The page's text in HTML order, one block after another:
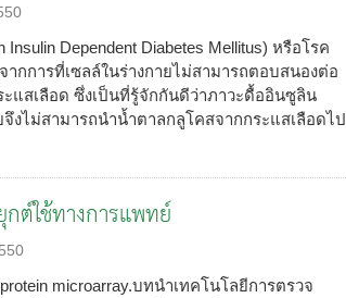
Dependent Diabetes Mellitus) หรือโรค
กการที่เซลล์ในร่างกายไม่สามารถตอบสนองต่อ
แสเลือด ซึ่งเป็นที่รู้จักกันดีว่าภาวะดื้ออินซูลิน
จึงไม่สามารถนำน้ำตาลกลูโคสจากกระแสเลือดไป
ต์ใช้ทางการแพทย์
microarray.บทนำเทคโนโลยีการตรวจ